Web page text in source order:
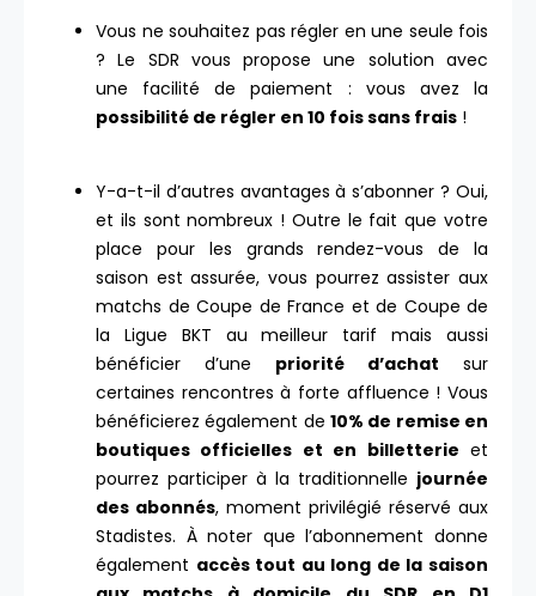
Vous ne souhaitez pas régler en une seule fois
? Le SDR vous propose une solution avec
une facilité de paiement : vous avez la
possibilité de régler en 10 fois sans frais !
Y-a-t-il d’autres avantages à s’abonner ? Oui,
et ils sont nombreux ! Outre le fait que votre
place pour les grands rendez-vous de la
saison est assurée, vous pourrez assister aux
matchs de Coupe de France et de Coupe de
la Ligue BKT au meilleur tarif mais aussi
bénéficier d’une priorité d’achat sur
certaines rencontres à forte affluence ! Vous
bénéficierez également de 10% de remise en
boutiques officielles et en billetterie et
pourrez participer à la traditionnelle journée
des abonnés, moment privilégié réservé aux
Stadistes. À noter que l’abonnement donne
également accès tout au long de la saison